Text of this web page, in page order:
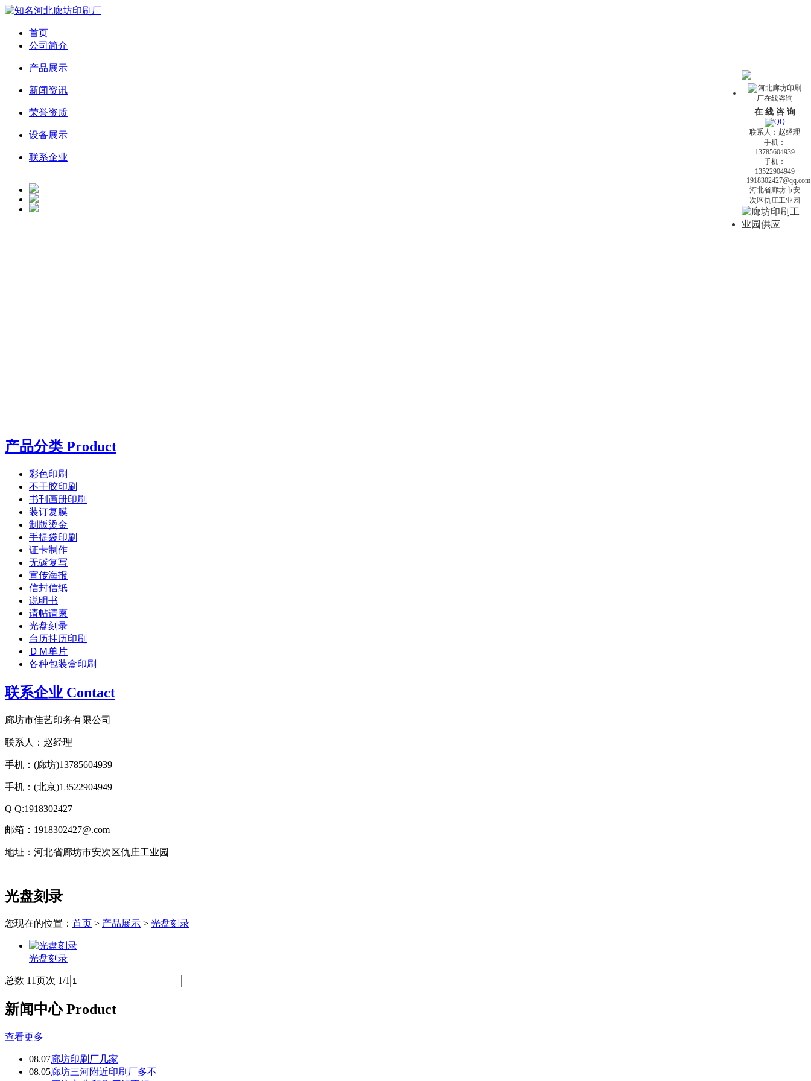
首页
公司简介
产品展示
新闻资讯
荣誉资质
设备展示
联系企业
产品分类 Product
彩色印刷
不干胶印刷
书刊画册印刷
装订复膜
制版烫金
手提袋印刷
证卡制作
无碳复写
宣传海报
信封信纸
说明书
请帖请柬
光盘刻录
台历挂历印刷
ＤＭ单片
各种包装盒印刷
联系企业 Contact
廊坊市佳艺印务有限公司
联系人：赵经理
手机：(廊坊)13785604939
手机：(北京)13522904949
Q Q:1918302427
邮箱：1918302427@.com
地址：河北省廊坊市安次区仇庄工业园
术
持：
京
有
肥
备
海
机
肥
光盘刻录
您现在的位置： 首页 > 产品展示 > 光盘刻录
光盘刻录
总数 11页次 1/1
新闻中心 Product
查看更多
08.07廊坊印刷厂几家
08.05廊坊三河附近印刷厂多不
在 线 咨 询
联系人：赵经理
手机：
13785604939
手机：
13522904949
1918302427@qq.com
河北省廊坊市安
次区仇庄工业园